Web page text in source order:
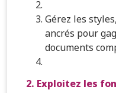
Gérez les
ancrés pour
documents
2. Exploitez les